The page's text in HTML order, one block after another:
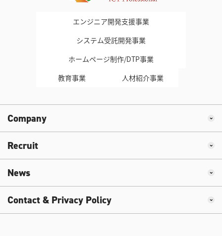
エンジニア開発支援事業
システム受託開発事業
ホームページ制作/DTP事業
教育事業
人材紹介事業
Company
Recruit
News
Contact & Privacy Policy